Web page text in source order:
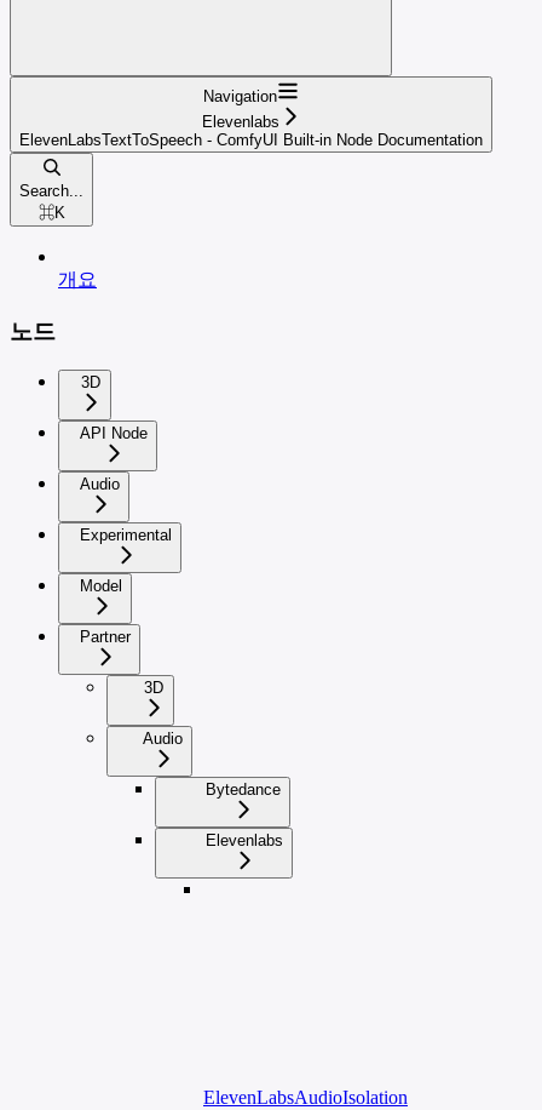
Navigation
Elevenlabs
ElevenLabsTextToSpeech - ComfyUI Built-in Node Documentation
Search...
⌘K
개요
노드
3D
API Node
Audio
Experimental
Model
Partner
3D
Audio
Bytedance
Elevenlabs
ElevenLabsAudioIsolation